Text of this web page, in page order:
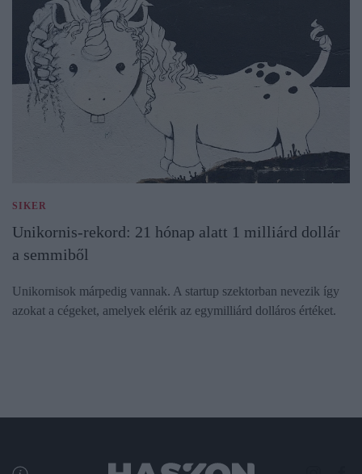
SIKER
Unikornis-rekord: 21 hónap alatt 1 milliárd dollár
a semmiből
Unikornisok márpedig vannak. A startup szektorban nevezik így
azokat a cégeket, amelyek elérik az egymilliárd dolláros értéket.